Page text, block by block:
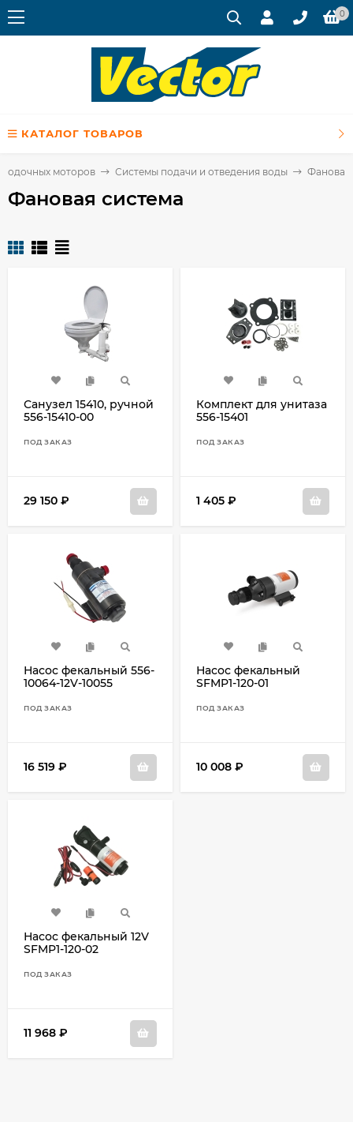
0
КАТАЛОГ ТОВАРОВ
лодочных моторов Системы подачи и отведения воды Фановая
Фановая система
Санузел 15410, ручной
556-15410-00
ПОД ЗАКАЗ
29 150 ₽
Комплект для унитаза
556-15401
ПОД ЗАКАЗ
1 405 ₽
Насос фекальный 556-
10064-12V-10055
ПОД ЗАКАЗ
16 519 ₽
Насос фекальный
SFMP1-120-01
ПОД ЗАКАЗ
10 008 ₽
Насос фекальный 12V
SFMP1-120-02
ПОД ЗАКАЗ
11 968 ₽